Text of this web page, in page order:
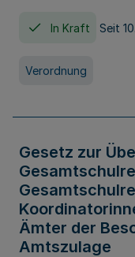
In Kraft Seit
Verordnung
Gesetz zur
Ämter der
Amtszulage